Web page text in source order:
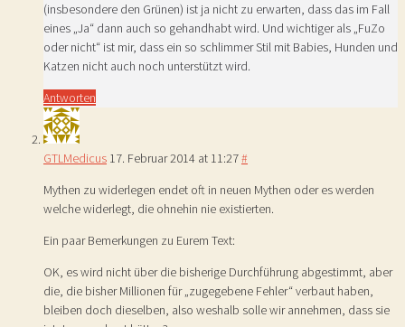
(insbesondere den Grünen) ist ja nicht zu erwarten, dass das im Fall
eines „Ja“ dann auch so gehandhabt wird. Und wichtiger als „FuZo
oder nicht“ ist mir, dass ein so schlimmer Stil mit Babies, Hunden und
Katzen nicht auch noch unterstützt wird.
Antworten
GTLMedicus 17. Februar 2014 at 11:27#
Mythen zu widerlegen endet oft in neuen Mythen oder es werden
welche widerlegt, die ohnehin nie existierten.
Ein paar Bemerkungen zu Eurem Text:
OK, es wird nicht über die bisherige Durchführung abgestimmt, aber
die, die bisher Millionen für „zugegebene Fehler“ verbaut haben,
bleiben doch dieselben, also weshalb solle wir annehmen, dass sie